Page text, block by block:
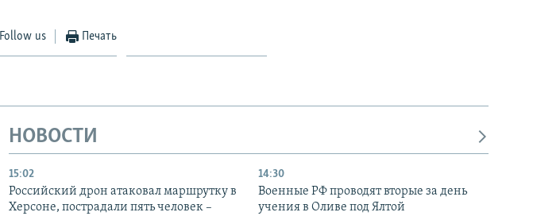
Follow us Печать
НОВОСТИ
15:02
Российский дрон атаковал маршрутку в
Херсоне, пострадали пять человек –
14:30
Военные РФ проводят вторые за день
учения в Оливе под Ялтой